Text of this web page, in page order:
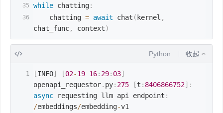
while chatting:
    chatting
= await chat ( kernel ,
chat_func, context)
Python 收起
[INFO] [02-19 16: 29: 03]
openapi_requestor. py: 275 [t : 8406866752] :
async requesting llm api endpoint :
/embeddings/embedding-v1